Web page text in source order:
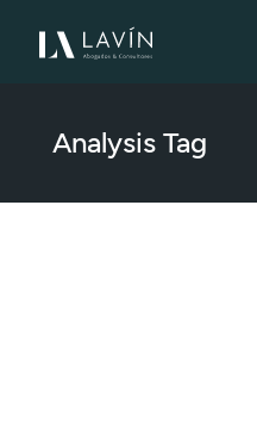
content
Analysis Tag